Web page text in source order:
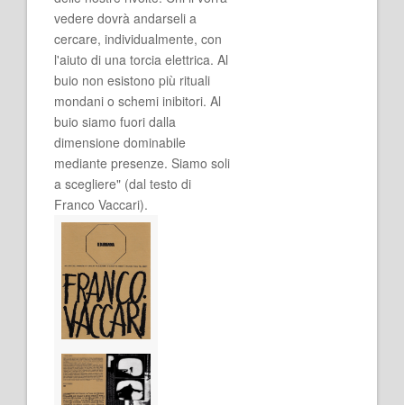
vedere dovrà andarseli a
cercare, individualmente, con
l'aiuto di una torcia elettrica. Al
buio non esistono più rituali
mondani o schemi inibitori. Al
buio siamo fuori dalla
dimensione dominabile
mediante presenze. Siamo soli
a scegliere" (dal testo di
Franco Vaccari).